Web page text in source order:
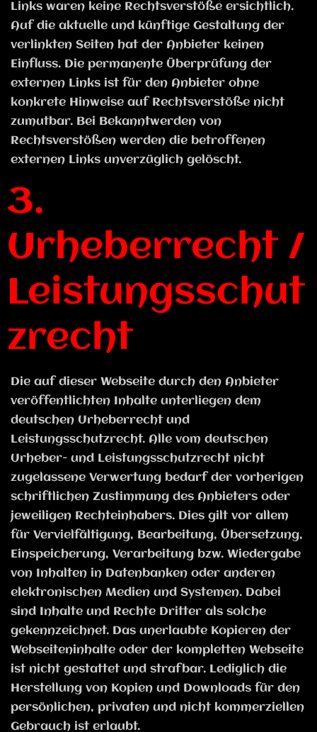
Links waren keine Rechtsverstöße ersichtlich.
Auf die aktuelle und künftige Gestaltung der
verlinkten Seiten hat der Anbieter keinen
Einfluss. Die permanente Überprüfung der
externen Links ist für den Anbieter ohne
konkrete Hinweise auf Rechtsverstöße nicht
zumutbar. Bei Bekanntwerden von
Rechtsverstößen werden die betroffenen
externen Links unverzüglich gelöscht.
3.
Urheberrecht /
Leistungsschut
zrecht
Die auf dieser Webseite durch den Anbieter
veröffentlichten Inhalte unterliegen dem
deutschen Urheberrecht und
Leistungsschutzrecht. Alle vom deutschen
Urheber- und Leistungsschutzrecht nicht
zugelassene Verwertung bedarf der vorherigen
schriftlichen Zustimmung des Anbieters oder
jeweiligen Rechteinhabers. Dies gilt vor allem
für Vervielfältigung, Bearbeitung, Übersetzung,
Einspeicherung, Verarbeitung bzw. Wiedergabe
von Inhalten in Datenbanken oder anderen
elektronischen Medien und Systemen. Dabei
sind Inhalte und Rechte Dritter als solche
gekennzeichnet. Das unerlaubte Kopieren der
Webseiteninhalte oder der kompletten Webseite
ist nicht gestattet und strafbar. Lediglich die
Herstellung von Kopien und Downloads für den
persönlichen, privaten und nicht kommerziellen
Gebrauch ist erlaubt.